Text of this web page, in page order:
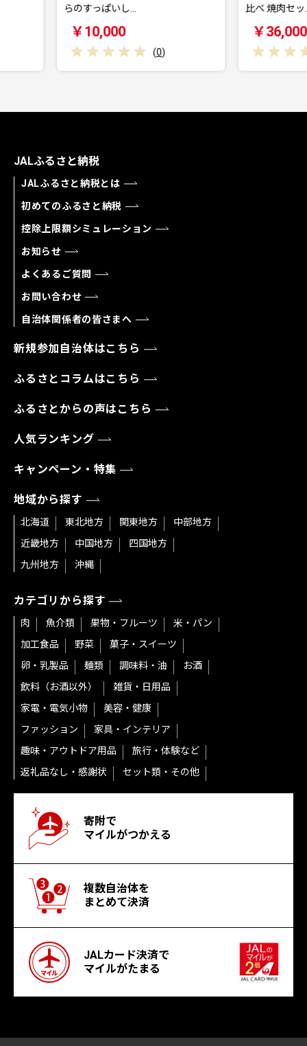
比べ 焼肉セッ…
￥36,000
JALふるさと納税
JALふるさと納税とは
初めてのふるさと納税
控除上限額シミュレーション
お知らせ
よくあるご質問
お問い合わせ
自治体関係者の皆さまへ
新規参加自治体はこちら
ふるさとコラムはこちら
ふるさとからの声はこちら
人気ランキング
キャンペーン・特集
地域から探す
北海道 東北地方 関東地方
中部地方
近畿地方
中国地方
四国地方
九州地方
沖縄
カテゴリから探す
肉 魚介類 果物・フルーツ
米・パン
加工食品
野菜
菓子・スイーツ
卵・乳製品
麺類 調味料・油
お酒
飲料（お酒以外）
雑貨・日用品
家電・電気小物
美容・健康
ファッション
家具・インテリア
趣味・アウトドア用品
旅行・体験など
返礼品なし・感謝状
セット類・その他
寄附で
マイルがつかえる
複数自治体を
まとめて決済
JALカード決済で
マイルがたまる